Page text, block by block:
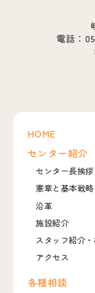
電話：
HOME
センター紹介
センター長挨拶
憲章と基本戦略
沿革
施設紹介
スタッフ紹介
アクセス
各種相談